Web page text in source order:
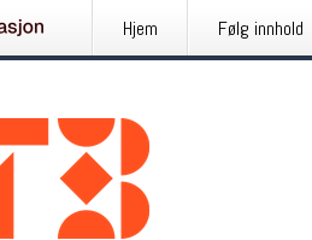
Hjem Følg innhold